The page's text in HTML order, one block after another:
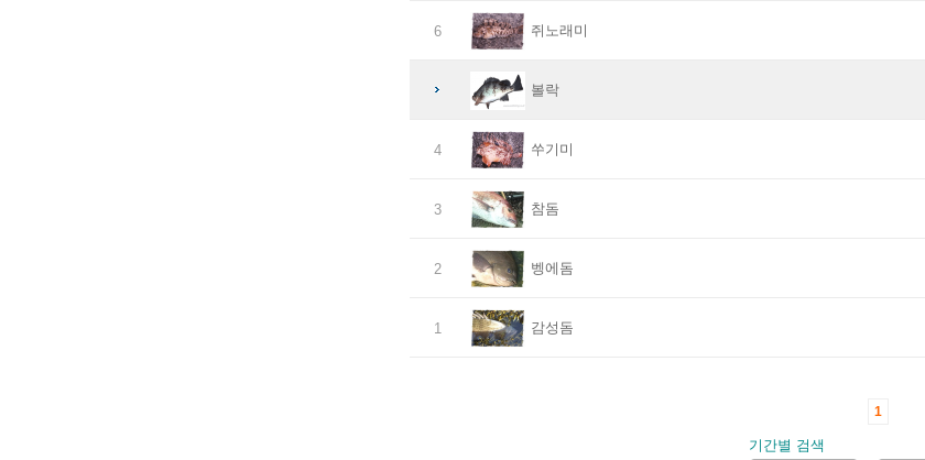
6 쥐노래미
볼락
4 쑤기미
3 참돔
2 벵에돔
1 감성돔
1
기간별 검색